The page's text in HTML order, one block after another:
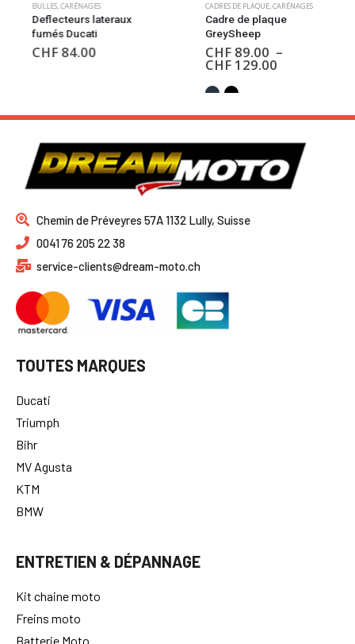
BULLES,CARÉNAGES
Deflecteurs lateraux
fumés Ducati
CHF84.00
CADRES DE PLAQUE,CARÉNAGES
Cadre de plaque
GreySheep
CHF89.00 –
CHF129.00
Chemin de Préveyres 57A 1132 Lully, Suisse
service-clients@dream-moto.ch
TOUTES MARQUES
Ducati
Triumph
Bihr
MV Agusta
KTM
BMW
ENTRETIEN & DÉPANNAGE
Kit chaine moto
Freins moto